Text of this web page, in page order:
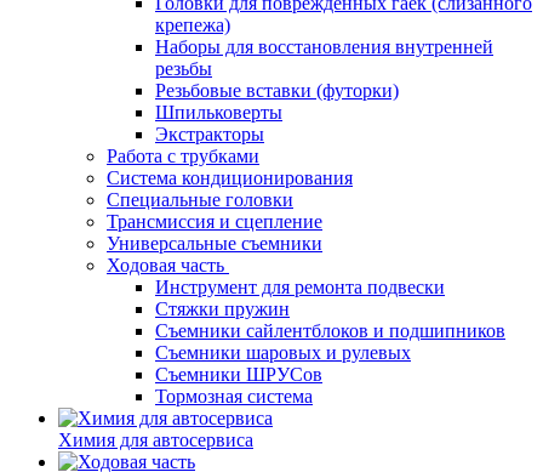
крепежа)
Наборы для восстановления внутренней
резьбы
Резьбовые вставки (футорки)
Шпильковерты
Экстракторы
Работа с трубками
Система кондиционирования
Специальные головки
Трансмиссия и сцепление
Универсальные съемники
Ходовая часть
Инструмент для ремонта подвески
Стяжки пружин
Съемники сайлентблоков и подшипников
Съемники шаровых и рулевых
Съемники ШРУСов
Тормозная система
Химия для автосервиса